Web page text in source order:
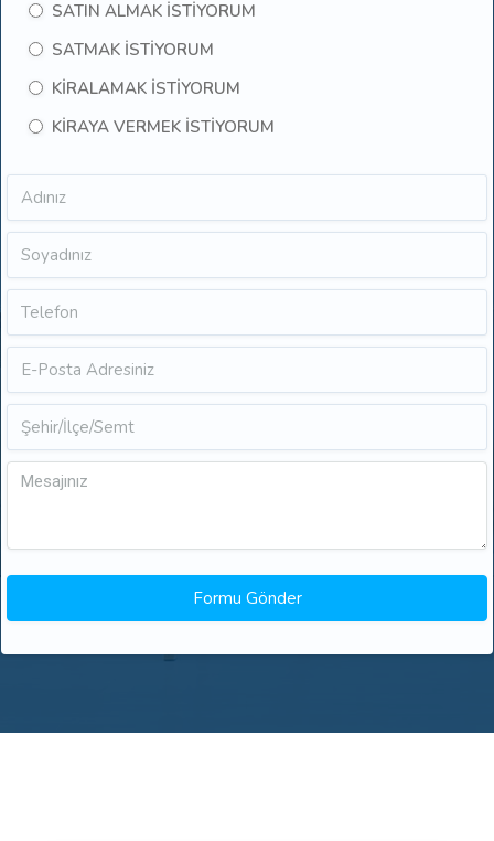
SATIN ALMAK İSTİYORUM
SATMAK İSTİYORUM
KİRALAMAK İSTİYORUM
KİRAYA VERMEK İSTİYORUM